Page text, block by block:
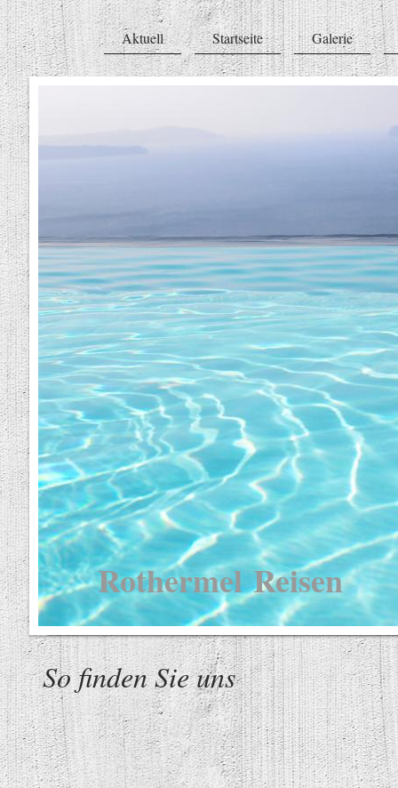
Aktuell Startseite Galerie
Rothermel Reisen
So finden Sie uns